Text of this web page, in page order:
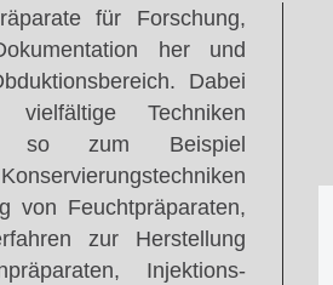
für Forschung,
her und
Dabei
Techniken
so zum Beispiel
von Feuchtpräparaten,
zur Herstellung
Injektions-